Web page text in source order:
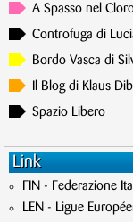
A Spasso nel
Controfuga di
Bordo Vasca di
Il Blog di Klaus
Spazio Libero
Link
FIN - Federazione
LEN - Ligue